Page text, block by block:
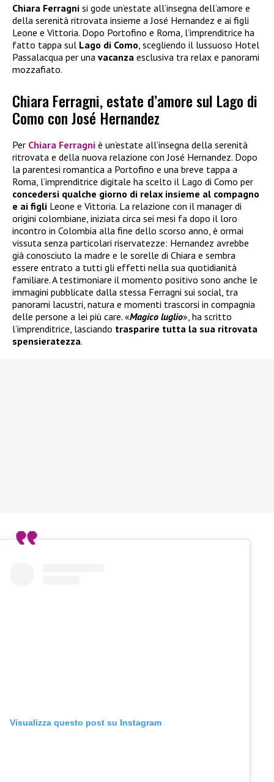
Chiara Ferragni si gode un’estate all’insegna dell’amore e
della serenità ritrovata insieme a José Hernandez e ai figli
Leone e Vittoria. Dopo Portofino e Roma, l’imprenditrice ha
fatto tappa sul Lago di Como, scegliendo il lussuoso Hotel
Passalacqua per una vacanza esclusiva tra relax e panorami
mozzafiato.
Chiara Ferragni, estate d’amore sul Lago di
Como con José Hernandez
Per Chiara Ferragni è un’estate all’insegna della serenità
ritrovata e della nuova relazione con José Hernandez. Dopo
la parentesi romantica a Portofino e una breve tappa a
Roma, l’imprenditrice digitale ha scelto il Lago di Como per
concedersi qualche giorno di relax insieme al compagno
e ai figli Leone e Vittoria. La relazione con il manager di
origini colombiane, iniziata circa sei mesi fa dopo il loro
incontro in Colombia alla fine dello scorso anno, è ormai
vissuta senza particolari riservatezze: Hernandez avrebbe
già conosciuto la madre e le sorelle di Chiara e sembra
essere entrato a tutti gli effetti nella sua quotidianità
familiare. A testimoniare il momento positivo sono anche le
immagini pubblicate dalla stessa Ferragni sui social, tra
panorami lacustri, natura e momenti trascorsi in compagnia
delle persone a lei più care. «Magico luglio», ha scritto
l’imprenditrice, lasciando trasparire tutta la sua ritrovata
spensieratezza.
Visualizza questo post su Instagram